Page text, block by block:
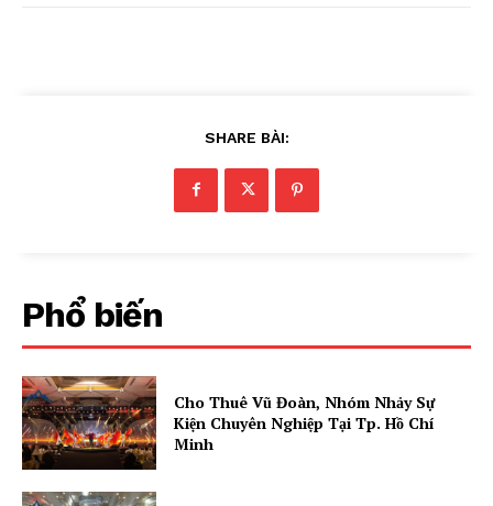
SHARE BÀI:
Phổ biến
Cho Thuê Vũ Đoàn, Nhóm Nhảy Sự
Kiện Chuyên Nghiệp Tại Tp. Hồ Chí
Minh